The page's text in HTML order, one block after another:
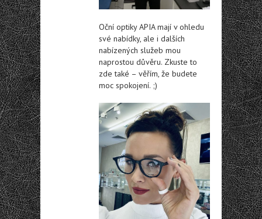
Oční optiky APIA mají v ohledu
své nabídky, ale i dalších
nabízených služeb mou
naprostou důvěru. Zkuste to
zde také – věřím, že budete
moc spokojení. ;)